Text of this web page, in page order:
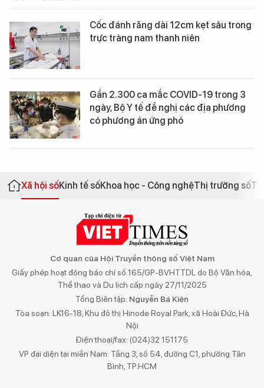
Cốc đánh răng dài 12cm kẹt sâu trong
trực tràng nam thanh niên
Gần 2.300 ca mắc COVID-19 trong 3
ngày, Bộ Y tế đề nghị các địa phương
có phương án ứng phó
Xã hội sốKinh tế sốKhoa học - Công nghệThị trường số
Cơ quan của Hội Truyền thông số Việt Nam
Giấy phép hoạt động báo chí số 165/GP-BVHTTDL do Bộ Văn hóa,
Thể thao và Du lịch cấp ngày 27/11/2025
Tổng Biên tập: Nguyễn Bá Kiên
Tòa soạn: LK16-18, Khu đô thị Hinode Royal Park, xã Hoài Đức, Hà
Nội
Điện thoại/fax: (024)32 151175
VP đại diện tại miền Nam: Tầng 3, số 54, đường C1, phường Tân
Bình, TP.HCM